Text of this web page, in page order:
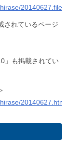
されているページ
」も掲載されてい
20140627.html